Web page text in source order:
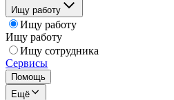
Ищу работу
Ищу работу
Ищу работу
Ищу сотрудника
Сервисы
Помощь
Ещё